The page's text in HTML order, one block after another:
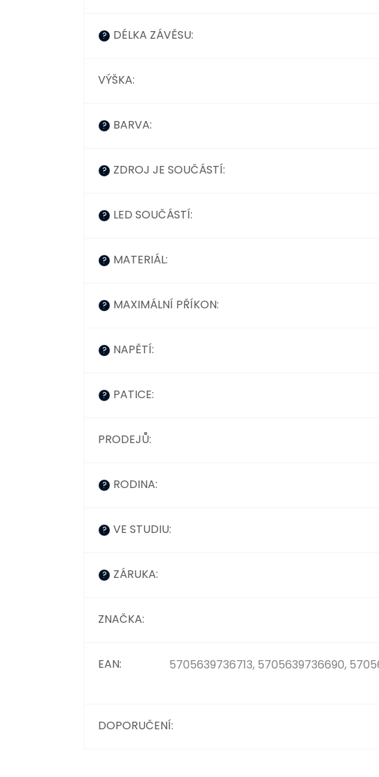
? DÉLKA ZÁVĚSU:
VÝŠKA:
? BARVA:
? ZDROJ JE SOUČÁSTÍ:
? LED SOUČÁSTÍ:
? MATERIÁL:
? MAXIMÁLNÍ PŘÍKON:
? NAPĚTÍ:
? PATICE:
PRODEJŮ:
? RODINA:
? VE STUDIU:
? ZÁRUKA:
ZNAČKA:
EAN:
5705639736713, 5705639736690,
DOPORUČENÍ: